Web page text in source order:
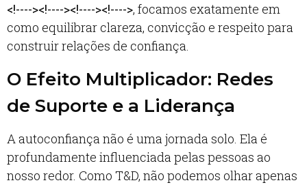
<!----><!----><!----><!---->, focamos exatamente em
como equilibrar clareza, convicção e respeito para
construir relações de confiança.
O Efeito Multiplicador: Redes
de Suporte e a Liderança
A autoconfiança não é uma jornada solo. Ela é
profundamente influenciada pelas pessoas ao
nosso redor. Como T&D, não podemos olhar apenas